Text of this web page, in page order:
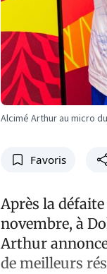
Alcimé Arthur au micro
Favoris
Après la
novembre, à
Arthur
de meilleurs